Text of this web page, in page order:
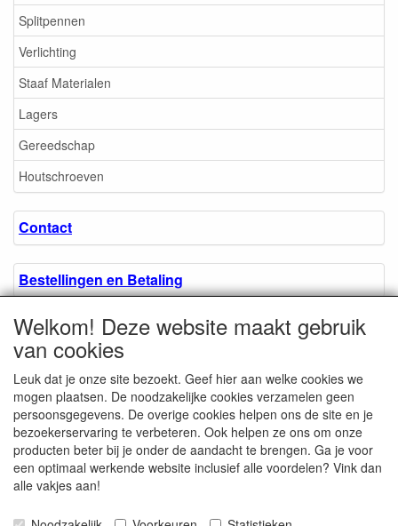
Splitpennen
Verlichting
Staaf Materialen
Lagers
Gereedschap
Houtschroeven
Contact
Bestellingen en Betaling
Algemene voorwaarden
Over ons.
Privacyverklaring
Microschroeven.nl Chamber of Commerce
Welkom! Deze website maakt gebruik
van cookies
Leuk dat je onze site bezoekt. Geef hier aan welke cookies we
mogen plaatsen. De noodzakelijke cookies verzamelen geen
persoonsgegevens. De overige cookies helpen ons de site en je
bezoekerservaring te verbeteren. Ook helpen ze ons om onze
producten beter bij je onder de aandacht te brengen. Ga je voor
een optimaal werkende website inclusief alle voordelen? Vink dan
alle vakjes aan!